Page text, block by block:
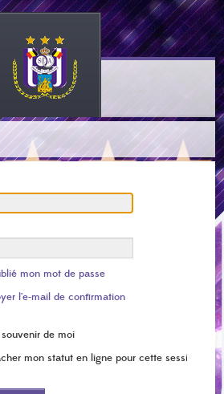
mon mot de passe
l’e-mail de confirmation
souvenir de moi
mon statut en ligne pour cette session